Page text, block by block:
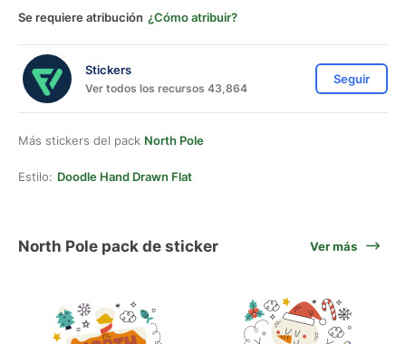
Se requiere atribución ¿Cómo atribuir?
Stickers
Ver todos los recursos 43,864
Seguir
Más stickers del pack North Pole
Estilo: Doodle Hand Drawn Flat
North Pole pack de sticker Ver más